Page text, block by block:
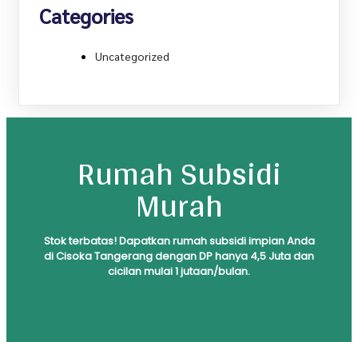
Categories
Uncategorized
Rumah Subsidi
Murah
Stokterbatas! Dapatkan rumah subsidi impian Anda
di Cisoka Tangerang dengan DP hanya 4,5 Juta dan
cicilan mulai 1 jutaan/bulan.